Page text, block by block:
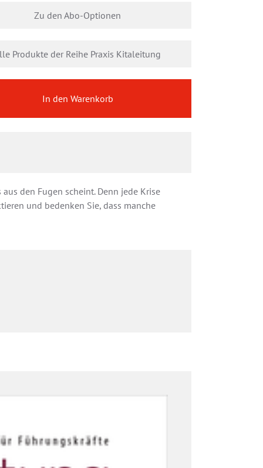
Zu den Abo-Optionen
Produkte der Reihe Praxis Kitaleitung
In den Warenkorb
den Fugen scheint. Denn jede Krise
und bedenken Sie, dass manche